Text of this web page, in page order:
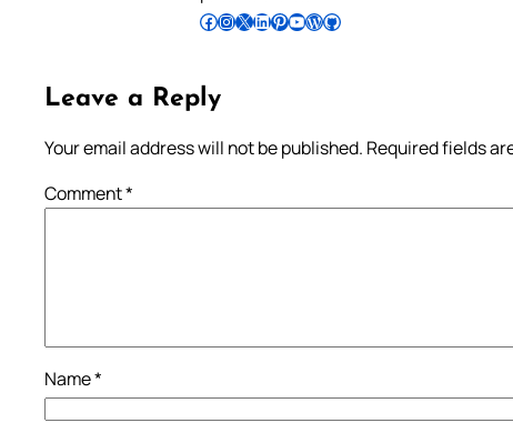
Follow Pradeep on Facebook Follow Pradeep on InstagramFollow Pradeep on X Follow Pradeep on LinkedIn Follow Pradeep on Pinterest Subscribe to Pradeep’s Youtube Channel Follow Pradeep on WordPress Follow Pradeep on GitHub
Leave a Reply
Your email address will not be published. Required fields
Comment*
Name*